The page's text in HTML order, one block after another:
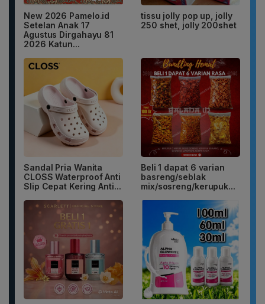
New 2026 Pamelo.id
Setelan Anak 17
Agustus Dirgahayu 81
2026 Katun...
tissu jolly pop up, jolly
250 shet, jolly 200shet
Sandal Pria Wanita
CLOSS Waterproof Anti
Slip Cepat Kering Anti...
Beli 1 dapat 6 varian
basreng/seblak
mix/sosreng/kerupuk...